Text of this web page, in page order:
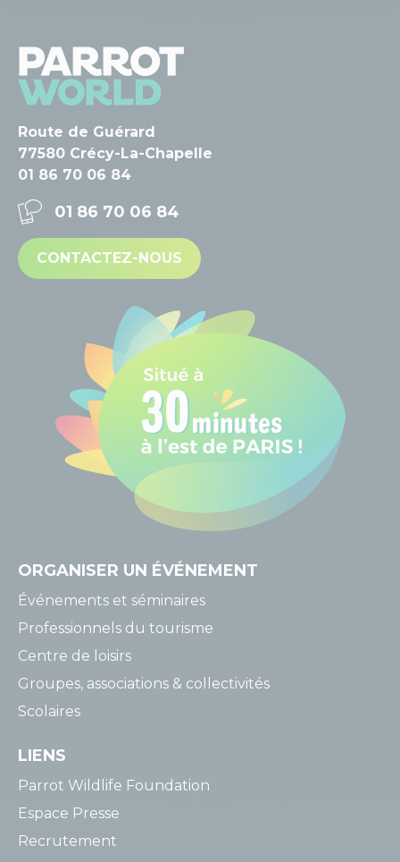
Route de Guérard
77580 Crécy-La-Chapelle
01 86 70 06 84
01 86 70 06 84
CONTACTEZ-NOUS
ORGANISER UN ÉVÉNEMENT
Événements et séminaires
Professionnels du tourisme
Centre de loisirs
Groupes, associations & collectivités
Scolaires
LIENS
Parrot Wildlife Foundation
Espace Presse
Recrutement